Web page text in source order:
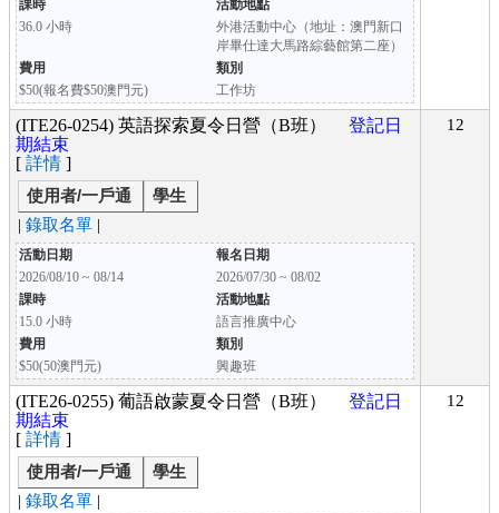
課時
活動地點
36.0 小時
外港活動中心（地址：澳門新口
岸畢仕達大馬路綜藝館第二座）
費用
類別
$50(報名費$50澳門元)
工作坊
(ITE26-0254) 英語探索夏令日營（B班） 登記日
期結束
[ 詳情 ]
使用者/一戶通
學生
| 錄取名單 |
活動日期
報名日期
2026/08/10 ~ 08/14
2026/07/30 ~ 08/02
課時
活動地點
15.0 小時
語言推廣中心
費用
類別
$50(50澳門元)
興趣班
12
(ITE26-0255) 葡語啟蒙夏令日營（B班） 登記日
期結束
[ 詳情 ]
使用者/一戶通
學生
| 錄取名單 |
12